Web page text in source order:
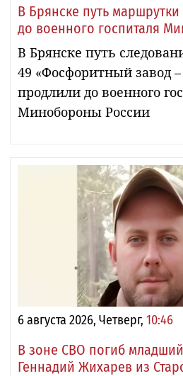
В Брянске путь
до военного госпиталя
В Брянске путь
49 «Фосфоритный завод
продлили до военного
Минобороны России
6 августа 2026, Четверг, 10:46
В зоне СВО погиб
Геннадий Жихарев из